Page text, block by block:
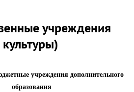
учреждения
учреждения дополнительного
образования